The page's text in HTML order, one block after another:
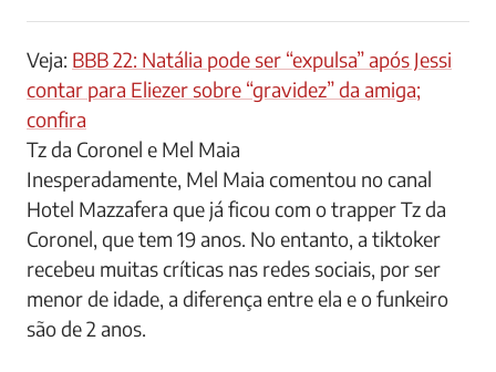
Veja: BBB 22: Natália pode ser “expulsa” após Jessi
contar para Eliezer sobre “gravidez” da amiga;
confira
Tz da Coronel e Mel Maia
Inesperadamente, Mel Maia comentou no canal
Hotel Mazzafera que já ficou com o trapper Tz da
Coronel, que tem 19 anos. No entanto, a tiktoker
recebeu muitas críticas nas redes sociais, por ser
menor de idade, a diferença entre ela e o funkeiro
são de 2 anos.